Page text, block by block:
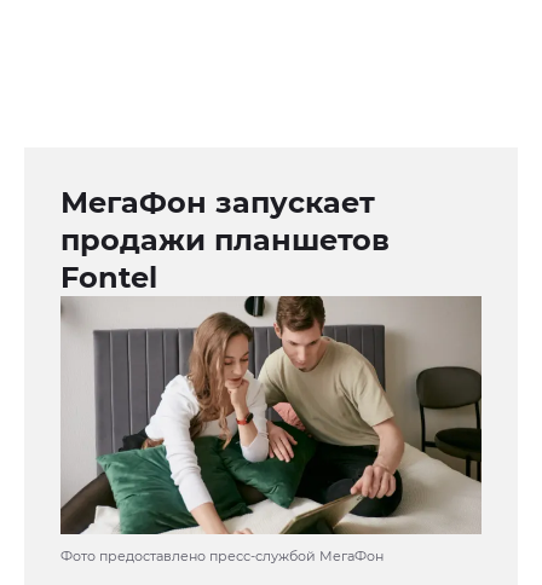
МегаФон запускает
продажи планшетов
Fontel
Фото предоставлено пресс-службой МегаФон